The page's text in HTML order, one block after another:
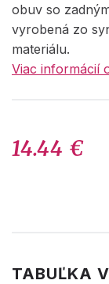
obuv so
vyrobená zo
materiálu.
Viac informácií
14.44 €
TABUĽKA